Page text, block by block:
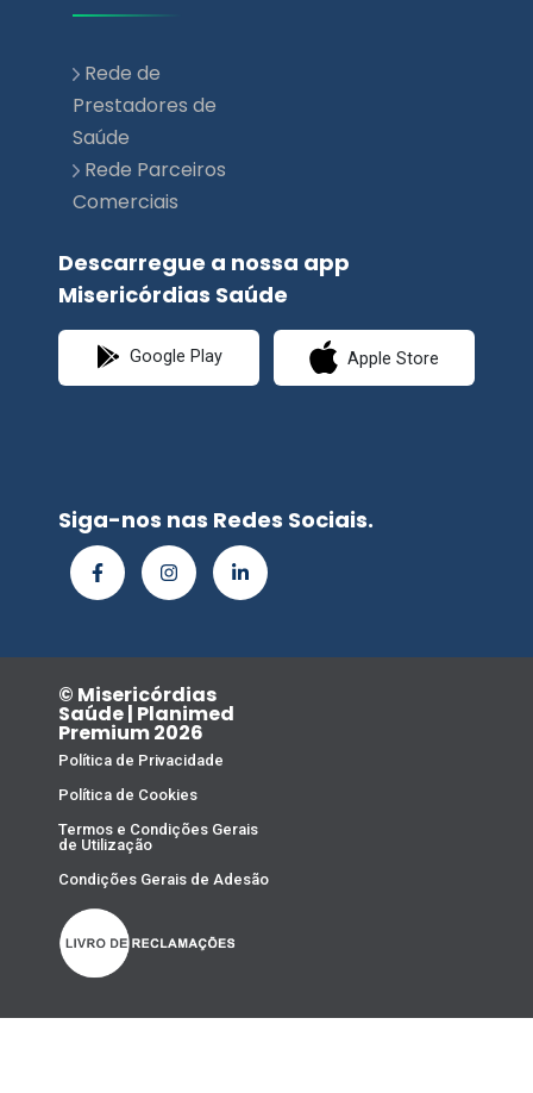
Rede de
Prestadores de
Saúde
Rede Parceiros
Comerciais
Descarregue a nossa app
Misericórdias Saúde
Google Play Apple Store
Siga-nos nas Redes Sociais.
© Misericórdias
Saúde | Planimed
Premium 2026
Política de Privacidade
Política de Cookies
Termos e Condições Gerais
de Utilização
Condições Gerais de Adesão